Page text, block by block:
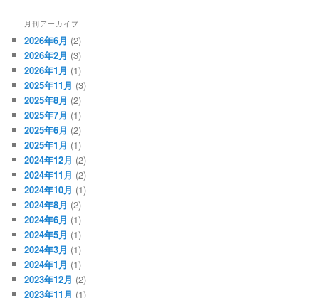
月刊アーカイブ
2026年6月 (2)
2026年2月 (3)
2026年1月 (1)
2025年11月 (3)
2025年8月 (2)
2025年7月 (1)
2025年6月 (2)
2025年1月 (1)
2024年12月 (2)
2024年11月 (2)
2024年10月 (1)
2024年8月 (2)
2024年6月 (1)
2024年5月 (1)
2024年3月 (1)
2024年1月 (1)
2023年12月 (2)
2023年11月 (1)